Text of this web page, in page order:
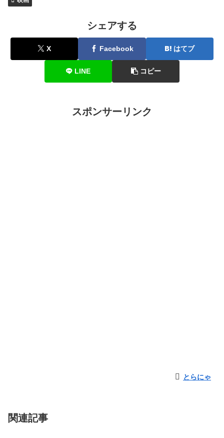
シェアする
X Facebook はてブ
LINE コピー
スポンサーリンク
とらにゃ
関連記事